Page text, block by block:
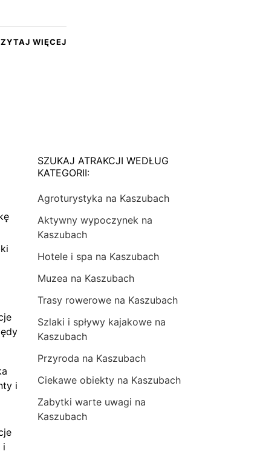
WIĘCEJ
i
i
SZUKAJ ATRAKCJI WEDŁUG
KATEGORII:
Agroturystyka na Kaszubach
Aktywny wypoczynek na
Kaszubach
Hotele i spa na Kaszubach
Muzea na Kaszubach
Trasy rowerowe na Kaszubach
Szlaki i spływy kajakowe na
Kaszubach
Przyroda na Kaszubach
Ciekawe obiekty na Kaszubach
Zabytki warte uwagi na
Kaszubach